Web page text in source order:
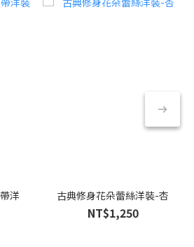
洋
古典修身花朵蕾絲洋裝-杏
NT$1,250